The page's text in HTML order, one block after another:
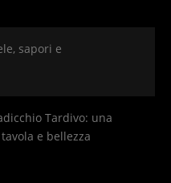
sapori e
Tardivo: una
e bellezza